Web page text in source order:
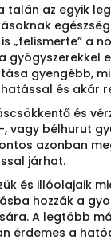
az egyik
a
gyengébb,
és akár
és
bélhurut
azonban
járhat.
és illóolajaik
hozzák a
A legtöbb
érdemes a